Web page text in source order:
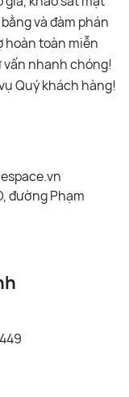
và đàm phán
hoàn toàn miễn
vấn nhanh chóng!
Quý khách hàng!
đường Phạm